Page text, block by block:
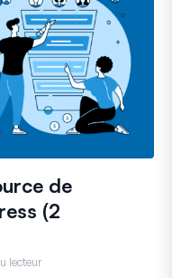
de
(2
lecteur